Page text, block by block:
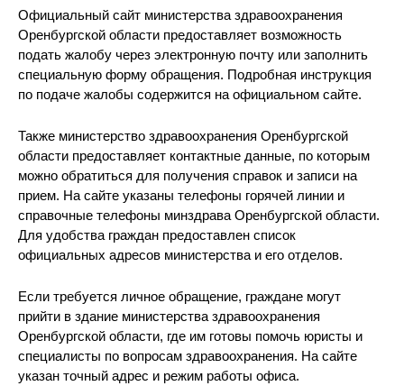
Официальный сайт министерства здравоохранения
Оренбургской области предоставляет возможность
подать жалобу через электронную почту или заполнить
специальную форму обращения. Подробная инструкция
по подаче жалобы содержится на официальном сайте.
Также министерство здравоохранения Оренбургской
области предоставляет контактные данные, по которым
можно обратиться для получения справок и записи на
прием. На сайте указаны телефоны горячей линии и
справочные телефоны минздрава Оренбургской области.
Для удобства граждан предоставлен список
официальных адресов министерства и его отделов.
Если требуется личное обращение, граждане могут
прийти в здание министерства здравоохранения
Оренбургской области, где им готовы помочь юристы и
специалисты по вопросам здравоохранения. На сайте
указан точный адрес и режим работы офиса.